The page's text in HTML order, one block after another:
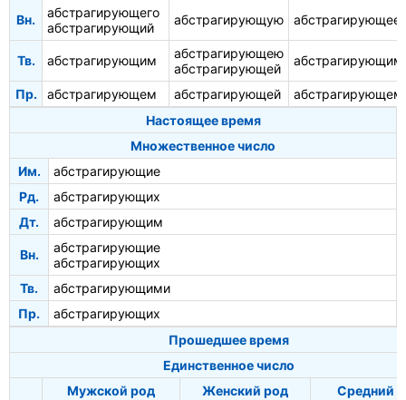
Вн.
абстрагирующего
абстрагирующий
абстрагирующую абстрагирующее
Тв. абстрагирующим
абстрагирующею
абстрагирующей
абстрагирующим
Пр. абстрагирующем абстрагирующей
абстрагирующем
Настоящее время
Множественное число
Им.
абстрагирующие
Рд.
абстрагирующих
Дт.
абстрагирующим
Вн.
абстрагирующие
абстрагирующих
Тв.
абстрагирующими
Пр.
абстрагирующих
Прошедшее время
Единственное число
Мужской род
Женский род
Средний